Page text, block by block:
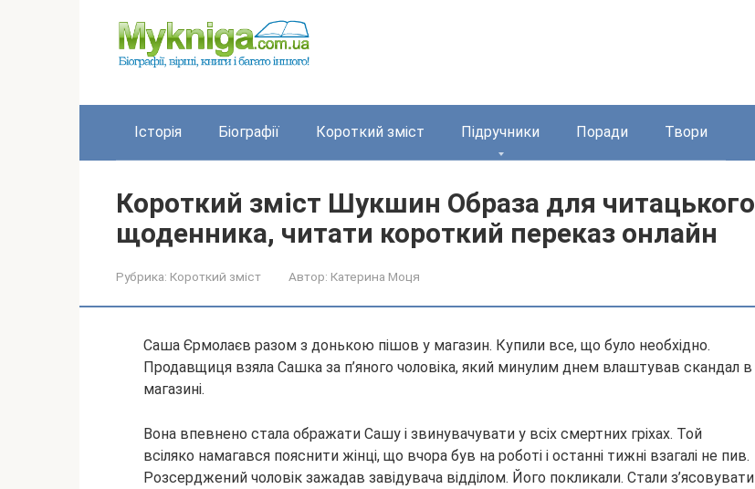
Історія Біографії Короткий зміст Підручники Поради Твори
Короткий зміст Шукшин Образа для читацького
щоденника, читати короткий переказ онлайн
Рубрика: Короткий зміст Автор: Катерина Моця
Саша Єрмолаєв разом з донькою пішов у магазин. Купили все, що було необхідно.
Продавщиця взяла Сашка за п’яного чоловіка, який минулим днем влаштував скандал в
магазині.
Вона впевнено стала ображати Сашу і звинувачувати у всіх смертних гріхах. Той
всіляко намагався пояснити жінці, що вчора був на роботі і останні тижні взагалі не пив.
Розсерджений чоловік зажадав завідувача відділом. Його покликали. Стали з’ясовувати